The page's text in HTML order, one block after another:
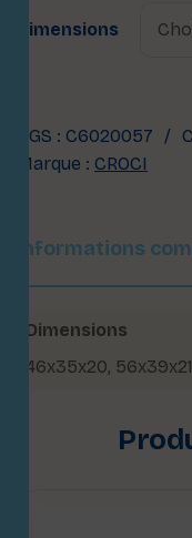
Dimensions
UGS : C6020057
Marque : CROCI
Informations
Dimensions
46x35x20,